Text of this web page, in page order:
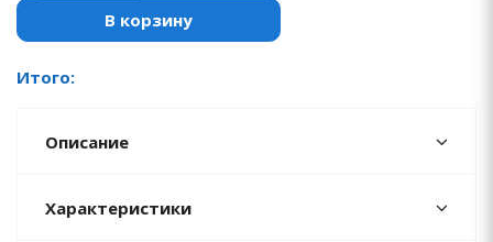
В корзину
Итого:
Описание
Характеристики